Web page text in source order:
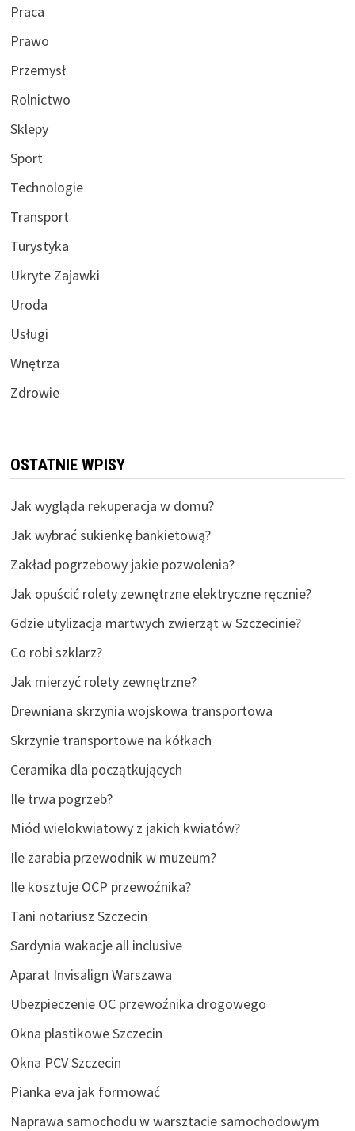
Praca
Prawo
Przemysł
Rolnictwo
Sklepy
Sport
Technologie
Transport
Turystyka
Ukryte Zajawki
Uroda
Usługi
Wnętrza
Zdrowie
OSTATNIE WPISY
Jak wygląda rekuperacja w domu?
Jak wybrać sukienkę bankietową?
Zakład pogrzebowy jakie pozwolenia?
Jak opuścić rolety zewnętrzne elektryczne ręcznie?
Gdzie utylizacja martwych zwierząt w Szczecinie?
Co robi szklarz?
Jak mierzyć rolety zewnętrzne?
Drewniana skrzynia wojskowa transportowa
Skrzynie transportowe na kółkach
Ceramika dla początkujących
Ile trwa pogrzeb?
Miód wielokwiatowy z jakich kwiatów?
Ile zarabia przewodnik w muzeum?
Ile kosztuje OCP przewoźnika?
Tani notariusz Szczecin
Sardynia wakacje all inclusive
Aparat Invisalign Warszawa
Ubezpieczenie OC przewoźnika drogowego
Okna plastikowe Szczecin
Okna PCV Szczecin
Pianka eva jak formować
Naprawa samochodu w warsztacie samochodowym